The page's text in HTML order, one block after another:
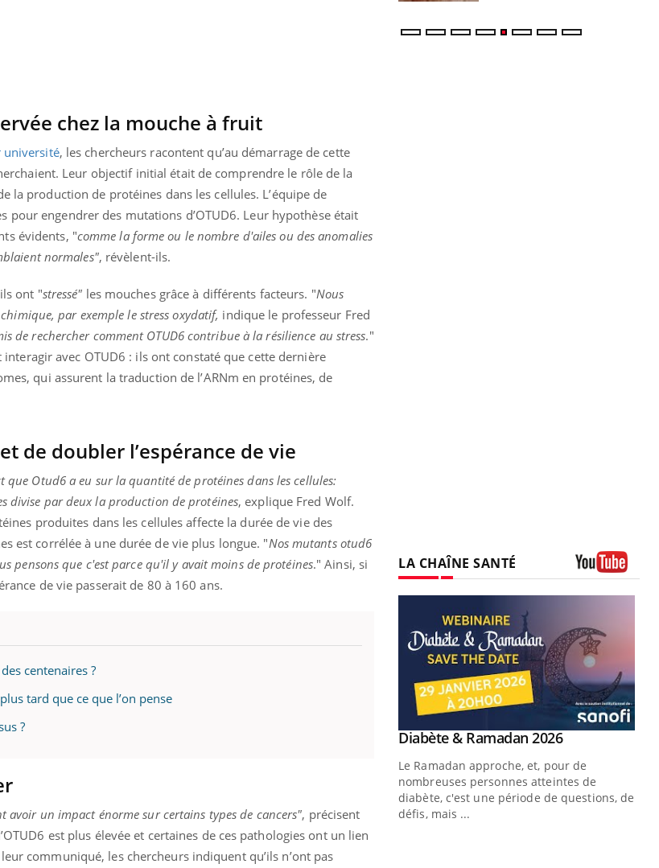
chez la mouche à fruit
université, les chercheurs racontent qu’au démarrage de cette
Leur objectif initial était de comprendre le rôle de la
la production de protéines dans les cellules. L’équipe de
pour engendrer des mutations d’OTUD6. Leur hypothèse était
évidents, "comme la forme ou le nombre d'ailes ou des anomalies
normales", révèlent-ils.
ont "stressé" les mouches grâce à différents facteurs. "Nous
par exemple le stress oxydatif, indique le professeur Fred
de rechercher comment OTUD6 contribue à la résilience au stress."
avec OTUD6 : ils ont constaté que cette dernière
qui assurent la traduction de l’ARNm en protéines, de
de doubler l’espérance de vie
que Otud6 a eu sur la quantité de protéines dans les cellules:
divise par deux la production de protéines, explique Fred Wolf.
produites dans les cellules affecte la durée de vie des
est corrélée à une durée de vie plus longue. "Nos mutants otud6
pensons que c'est parce qu'il y avait moins de protéines." Ainsi, si
de vie passerait de 80 à 160 ans.
centenaires ?
tard que ce que l’on pense
?
avoir un impact énorme sur certains types de cancers", précisent
est plus élevée et certaines de ces pathologies ont un lien
communiqué, les chercheurs indiquent qu’ils n’ont pas
LA CHAÎNE SANTÉ
mentale : et si on
dans le diabète de type 2
reçues chez les
parfois chez les soignants. soleil, activités en plein air… Nos mains
sont ...
Youtube
Diabète & Ramadan 2026Youtube
Le Ramadan approche, et, pour de
nombreuses personnes atteintes de
diabète, c'est une période de questions, de
défis, mais ...